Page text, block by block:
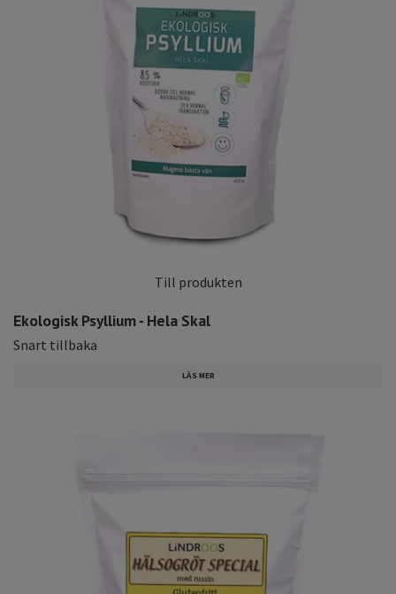
Till produkten
Ekologisk Psyllium - Hela Skal
Snart tillbaka
LÄS MER